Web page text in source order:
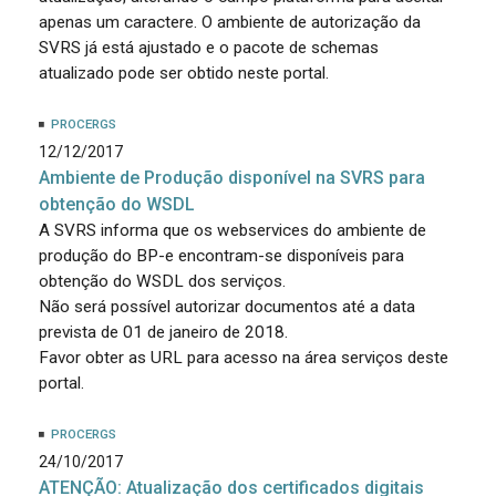
apenas um caractere. O ambiente de autorização da
SVRS já está ajustado e o pacote de schemas
atualizado pode ser obtido neste portal.
PROCERGS
12/12/2017
Ambiente de Produção disponível na SVRS para
obtenção do WSDL
A SVRS informa que os webservices do ambiente de
produção do BP-e encontram-se disponíveis para
obtenção do WSDL dos serviços.
Não será possível autorizar documentos até a data
prevista de 01 de janeiro de 2018.
Favor obter as URL para acesso na área serviços deste
portal.
PROCERGS
24/10/2017
ATENÇÃO: Atualização dos certificados digitais